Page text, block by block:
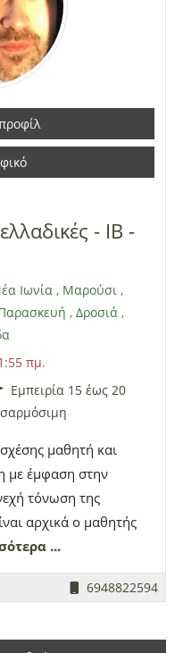
- IB -
Ιωνία, Μαρούσι,
, Δροσιά ,
πμ.
Εμπειρία 15 έως 20
μαθητή και
με έμφαση στην
τόνωση της
αρχικά ο μαθητής
έμπνευση ώστε
του στόχο. Ως
School και με 20
και εστιάζω στη
...
6948822594